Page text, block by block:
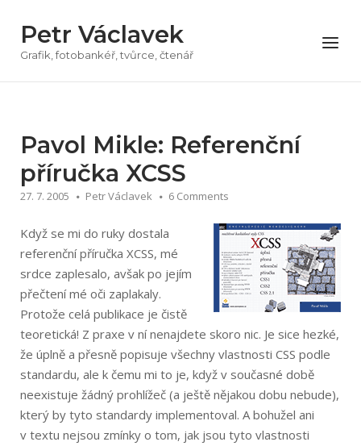
obsah
Petr Václavek
Grafik, fotobankéř, tvůrce, čtenář
Menu
Pavol Mikle: Referenční
příručka XCSS
27. 7. 2005 Petr Václavek 6 Comments
Když se mi do ruky dostala
referenční příručka XCSS, mé
srdce zaplesalo, avšak po jejím
přečtení mé oči zaplakaly.
Protože celá publikace je čistě
teoretická! Z praxe v ní nenajdete skoro nic. Je sice hezké,
že úplně a přesně popisuje všechny vlastnosti CSS podle
standardu, ale k čemu mi to je, když v současné době
neexistuje žádný prohlížeč (a ještě nějakou dobu nebude),
který by tyto standardy implementoval. A bohužel ani
v textu nejsou zmínky o tom, jak jsou tyto vlastnosti